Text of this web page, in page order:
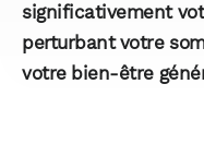
significativement
perturbant votre
votre bien-être